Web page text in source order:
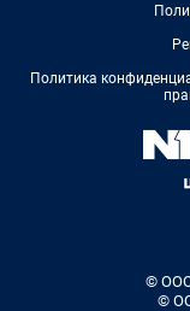
Политика
© ООО
©